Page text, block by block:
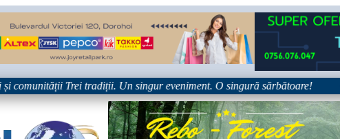
Trei tradiții. Un singur eveniment. O singură sărbătoare!